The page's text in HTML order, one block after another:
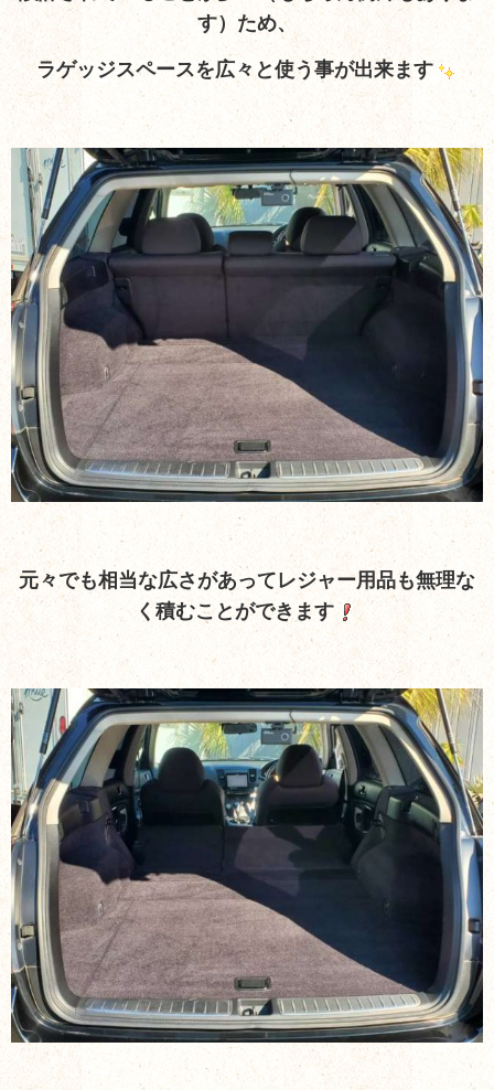
す）ため、
ラゲッジスペースを広々と使う事が出来ます
元々でも相当な広さがあってレジャー用品も無理な
く積むことができます